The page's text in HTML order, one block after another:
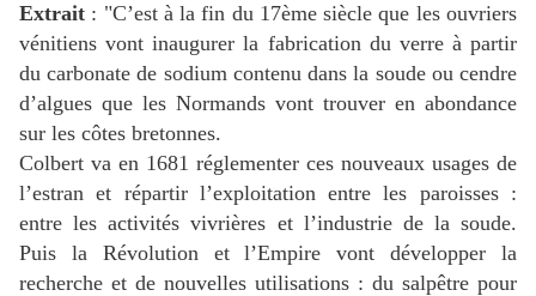
Extrait : "C’est à la fin du 17ème siècle que les ouvriers
vénitiens vont inaugurer la fabrication du verre à partir
du carbonate de sodium contenu dans la soude ou cendre
d’algues que les Normands vont trouver en abondance
sur les côtes bretonnes.
Colbert va en 1681 réglementer ces nouveaux usages de
l’estran et répartir l’exploitation entre les paroisses :
entre les activités vivrières et l’industrie de la soude.
Puis la Révolution et l’Empire vont développer la
recherche et de nouvelles utilisations : du salpêtre pour